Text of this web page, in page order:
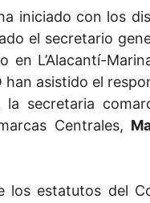
iniciado con los
el secretario
L’Alacantí-
han asistido el
la secretaria
Centrales,
los estatutos del